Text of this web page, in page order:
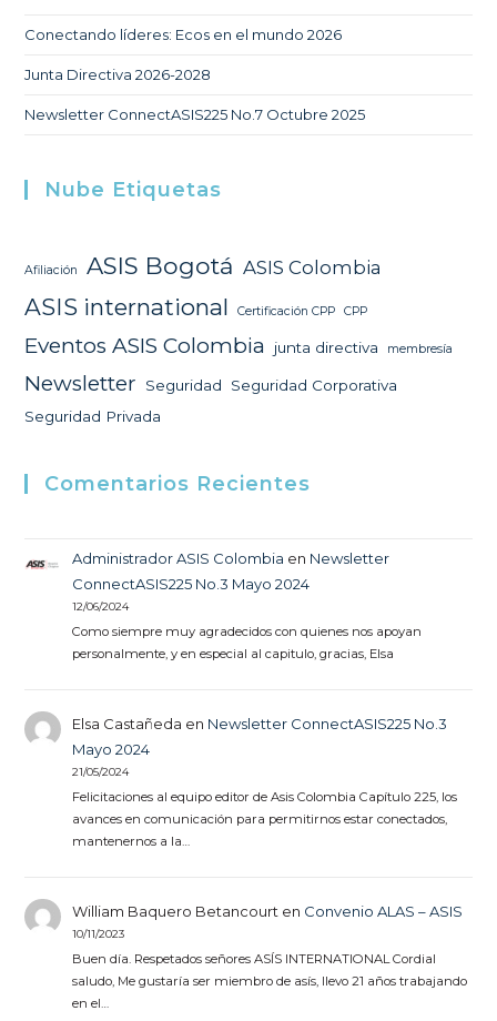
Conectando líderes: Ecos en el mundo 2026
Junta Directiva 2026-2028
Newsletter ConnectASIS225 No.7 Octubre 2025
Nube Etiquetas
Afiliación ASIS Bogotá ASIS Colombia
ASIS international Certificación CPP CPP
Eventos ASIS Colombia junta directiva membresía
Newsletter Seguridad
Seguridad Corporativa
Seguridad Privada
Comentarios Recientes
Administrador ASIS Colombia en Newsletter
ConnectASIS225 No.3 Mayo 2024
12/06/2024
Como siempre muy agradecidos con quienes nos apoyan
personalmente, y en especial al capitulo, gracias, Elsa
Elsa Castañeda en Newsletter ConnectASIS225 No.3
Mayo 2024
21/05/2024
Felicitaciones al equipo editor de Asis Colombia Capítulo 225, los
avances en comunicación para permitirnos estar conectados,
mantenernos a la…
William Baquero Betancourt en Convenio ALAS – ASIS
10/11/2023
Buen día. Respetados señores ASÍS INTERNATIONAL Cordial
saludo, Me gustaría ser miembro de asís, llevo 21 años trabajando
en el…